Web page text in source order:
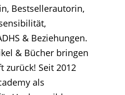
Bestsellerautorin,
& Beziehungen.
& Bücher bringen
zurück! Seit 2012
als